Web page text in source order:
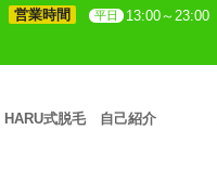
営業時間 平日 13:00～23:00
HARU式脱毛 自己紹介